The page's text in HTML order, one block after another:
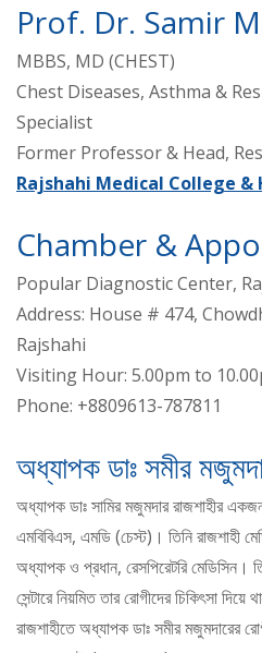
Prof. Dr. Samir
MBBS, MD (CHEST)
Chest Diseases, Asthma &
Specialist
Former Professor & Head,
Rajshahi Medical College &
Chamber &
Popular Diagnostic Center,
Address: House # 474,
Rajshahi
Visiting Hour: 5.00pm to
Phone: +8809613-787811
অধ্যাপক ডাঃ সমীর
অধ্যাপক ডাঃ সামির মজুমদার রাজশাহীর
এমবিবিএস, এমডি (চেস্ট)। তিনি রাজশাহী
অধ্যাপক ও প্রধান, রেসপিরেটরি মেডিসিন।
সেন্টারে নিয়মিত তার রোগীদের চিকিৎসা
রাজশাহীতে অধ্যাপক ডাঃ সমীর মজুমদারের